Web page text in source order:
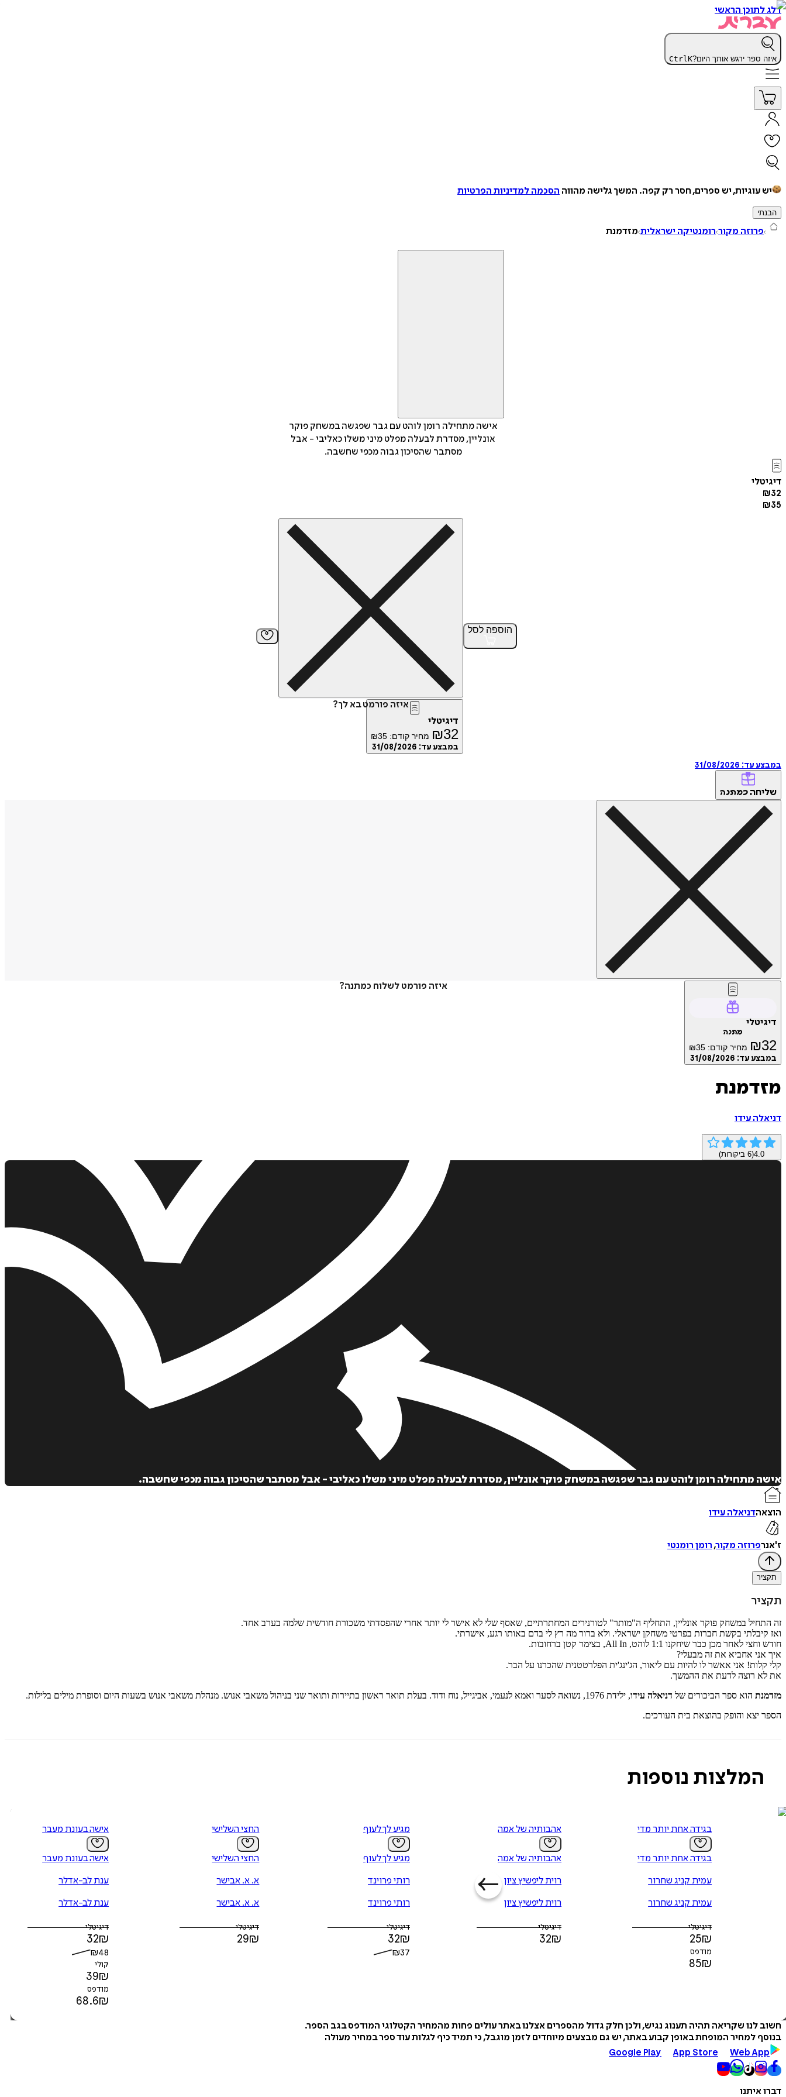
דלג לתוכן הראשי
איזה ספר ירגש אותך היום? CtrlK
יש עוגיות, יש ספרים, חסר רק קפה. המשך גלישה מהווה הסכמה למדיניות הפרטיות
הבנתי
פרוזה מקור רומנטיקה ישראלית מזדמנת
אישה מתחילה רומן לוהט עם גבר שפגשה במשחק פוקר
אונליין, מסדרת לבעלה מפלט מיני משלו כאליבי - אבל
מסתבר שהסיכון גבוה מכפי שחשבה.
דיגיטלי
₪32
₪35
הוספה לסל
איזה פורמט בא לך?
דיגיטלי
₪32 מחיר קודם: ₪35
במבצע עד: 31/08/2026
במבצע עד: 31/08/2026
שליחה כמתנה
איזה פורמט לשלוח כמתנה?
דיגיטלי
מתנה
₪32 מחיר קודם: ₪35
במבצע עד: 31/08/2026
הוספה
מזדמנת
דניאלה עידו
4.0
(
6 ביקורות)
אישה מתחילה רומן לוהט עם גבר שפגשה במשחק פוקר אונליין, מסדרת לבעלה מפלט מיני משלו כאליבי - אבל מסתבר שהסיכון גבוה מכפי שחשבה.
הוצאהדניאלה עידו
ז'אנרפרוזה מקור,רומן רומנטי
תקציר
תקציר
זה התחיל במשחק פוקר אונליין, התחליף ה"מותר" לטורנירים המחתרתיים, שאסף שלי לא אישר לי יותר אחרי שהפסדתי משכורת חודשית שלמה בערב אחד.
ואז קיבלתי בקשת חברות בפרטי משחקן ישראלי. ולא ברור מה רץ לי בדם באותו רגע, אישרתי.
חודש וחצי לאחר מכן כבר שיחקנו 1:1 לוהט, All In, בצימר קטן ברחובות.
איך אני אחביא את זה מבעלי?
קלי קלות! אני אאשר לו להיות עם ליאור, הג'ינג'ית הפלרטטנית שהכרנו על הבר.
את לא רוצה לדעת את ההמשך.
מזדמנת הוא ספר הביכורים של דניאלה עידו, ילידת 1976, נשואה לסער ואמא לנעמי, אביגייל, נוח ודוד. בעלת תואר ראשון בתיירות ותואר שני בניהול משאבי אנוש. מנהלת משאבי אנוש בשעות היום וסופרת מילים בלילות.
הספר יצא והופק בהוצאת בית העורכים.
המלצות נוספות
בגידה אחת יותר מדי
בגידה אחת יותר מדי
עמית קניג שחרור
עמית קניג שחרור
דיגיטלי
25₪
מודפס
85₪
אהבותיה של אמה
אהבותיה של אמה
רוית ליפשיץ ציון
רוית ליפשיץ ציון
דיגיטלי
32₪
מגיע לך לעוף
מגיע לך לעוף
רותי פרוינד
רותי פרוינד
דיגיטלי
32₪
₪37
החצי השלישי
החצי השלישי
א. א. אבישר
א. א. אבישר
דיגיטלי
29₪
אישה בעונת מעבר
אישה בעונת מעבר
ענת לב-אדלר
ענת לב-אדלר
דיגיטלי
32₪
₪48
קולי
39₪
מודפס
68.6₪
חשוב לנו שקריאה תהיה תענוג נגיש, ולכן חלק גדול מהספרים אצלנו באתר עולים פחות מהמחיר הקטלוגי המודפס בגב הספר.
בנוסף למחיר המופחת באופן קבוע באתר, יש גם מבצעים מיוחדים לזמן מוגבל, כי תמיד כיף לגלות עוד ספר במחיר מעולה
Google Play
App Store Web App
דברו איתנו